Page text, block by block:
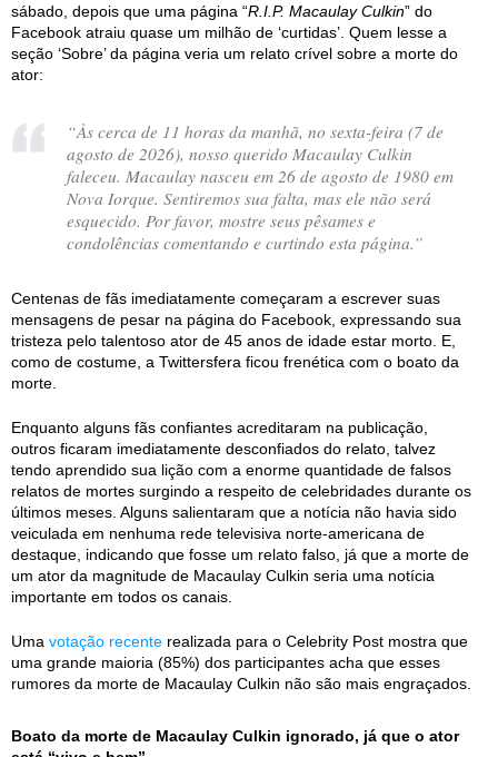
sábado, depois que uma página “R.I.P. Macaulay Culkin” do
Facebook atraiu quase um milhão de ‘curtidas’. Quem lesse a
seção ‘Sobre’ da página veria um relato crível sobre a morte do
ator:
“Às cerca de 11 horas da manhã, no sexta-feira (7 de
agosto de 2026), nosso querido Macaulay Culkin
faleceu. Macaulay nasceu em 26 de agosto de 1980 em
Nova Iorque. Sentiremos sua falta, mas ele não será
esquecido. Por favor, mostre seus pêsames e
condolências comentando e curtindo esta página.”
Centenas de fãs imediatamente começaram a escrever suas
mensagens de pesar na página do Facebook, expressando sua
tristeza pelo talentoso ator de 45 anos de idade estar morto. E,
como de costume, a Twittersfera ficou frenética com o boato da
morte.
Enquanto alguns fãs confiantes acreditaram na publicação,
outros ficaram imediatamente desconfiados do relato, talvez
tendo aprendido sua lição com a enorme quantidade de falsos
relatos de mortes surgindo a respeito de celebridades durante os
últimos meses. Alguns salientaram que a notícia não havia sido
veiculada em nenhuma rede televisiva norte-americana de
destaque, indicando que fosse um relato falso, já que a morte de
um ator da magnitude de Macaulay Culkin seria uma notícia
importante em todos os canais.
Uma votação recente realizada para o Celebrity Post mostra que
uma grande maioria (85%) dos participantes acha que esses
rumores da morte de Macaulay Culkin não são mais engraçados.
Boato da morte de Macaulay Culkin ignorado, já que o ator